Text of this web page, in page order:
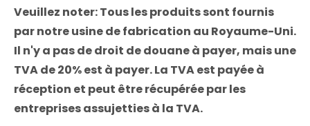
Veuillez noter: Tous les produits sont fournis
par notre usine de fabrication au Royaume-Uni.
Il n'y a pas de droit de douane à payer, mais une
TVA de 20% est à payer. La TVA est payée à
réception et peut être récupérée par les
entreprises assujetties à la TVA.